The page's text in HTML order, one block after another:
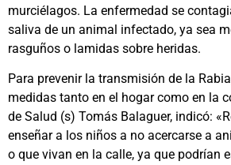
murciélagos. La enfermedad se
saliva de un animal infectado, ya sea
rasguños o lamidas sobre heridas.
Para prevenir la transmisión de la
medidas tanto en el hogar como en la
de Salud (s) Tomás Balaguer, indicó:
enseñar a los niños a no acercarse a
o que vivan en la calle, ya que podrían